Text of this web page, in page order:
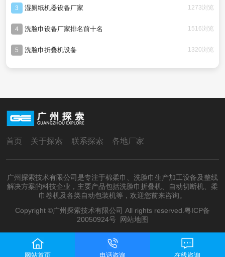
3 湿厕纸机器设备厂家 1273浏览
4 洗脸巾设备厂家排名前十名 1516浏览
5 洗脸巾折叠机设备 1320浏览
首页 关于探索 联系探索 各地厂家
广州探索技术有限公司是专注于棉柔巾、洗脸巾生产加工设备及整线
解决方案的科技企业，主要产品包括洗脸巾折叠机、自动切断机、柔
巾卷机及各类自动包装机等，欢迎您前来咨询。
Copyright ©广州探索技术有限公司 All rights reserved. 粤ICP备
20050924号
网站地图
网站首页 电话咨询 在线咨询